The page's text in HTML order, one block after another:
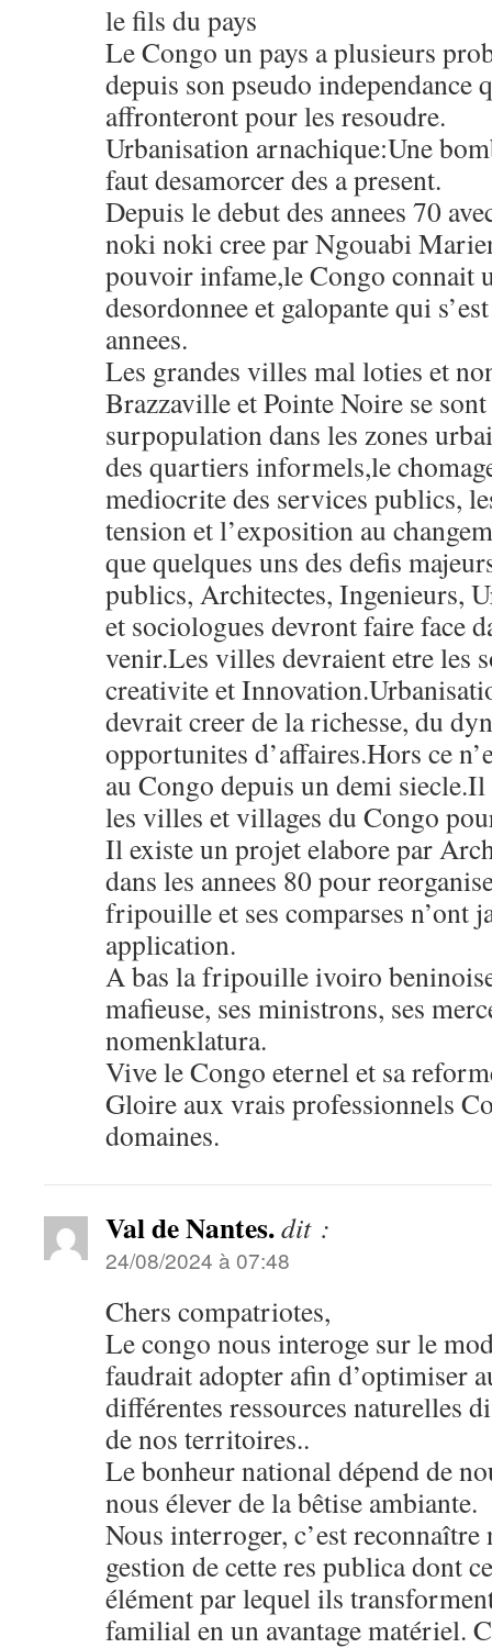
le fils du pays
Le Congo un pays a plusieurs
depuis son pseudo independance
affronteront pour les resoudre.
Urbanisation arnachique:Une
faut desamorcer des a present.
Depuis le debut des annees 70
noki noki cree par Ngouabi
pouvoir infame,le Congo connait
desordonnee et galopante qui
annees.
Les grandes villes mal loties et
Brazzaville et Pointe Noire se
surpopulation dans les zones
des quartiers informels,le
mediocrite des services publics,
tension et l’exposition au
que quelques uns des defis
publics, Architectes, Ingenieurs,
et sociologues devront faire face
venir.Les villes devraient etre les
creativite et
devrait creer de la richesse, du
opportunites d’affaires.Hors ce
au Congo depuis un demi
les villes et villages du Congo
Il existe un projet elabore par
dans les annees 80 pour
fripouille et ses comparses n’ont
application.
A bas la fripouille ivoiro
mafieuse, ses ministrons, ses
nomenklatura.
Vive le Congo eternel et sa
Gloire aux vrais professionnels
domaines.
Val de Nantes.dit :
24/08/2024 à 07:48
Chers compatriotes,
Le congo nous interoge sur le
faudrait adopter afin d’optimiser
différentes ressources naturelles
de nos territoires..
Le bonheur national dépend de
nous élever de la bêtise ambiante.
Nous interroger, c’est
gestion de cette res publica dont
élément par lequel ils
familial en un avantage matériel.